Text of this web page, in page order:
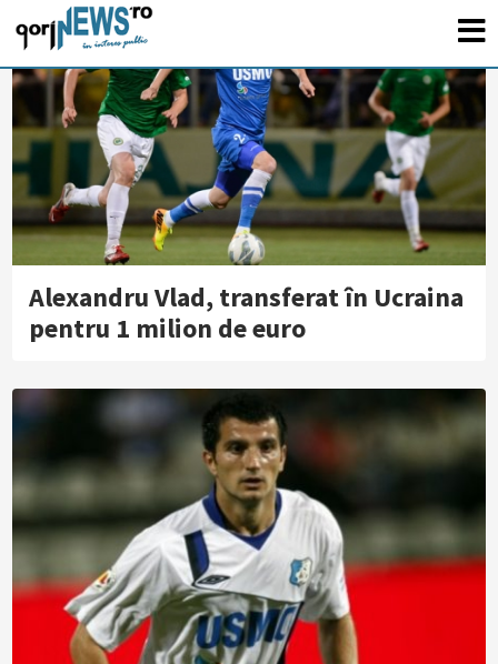
Alexandru Vlad, transferat în Ucraina
pentru 1 milion de euro